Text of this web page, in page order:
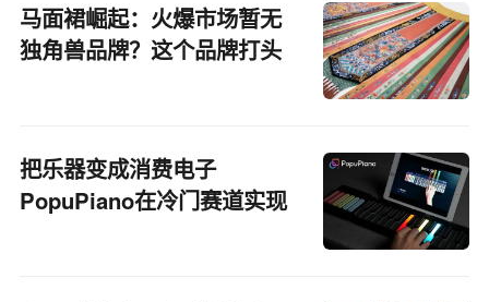
马面裙崛起：火爆市场暂无
独角兽品牌？这个品牌打头
把乐器变成消费电子
PopuPiano在冷门赛道实现